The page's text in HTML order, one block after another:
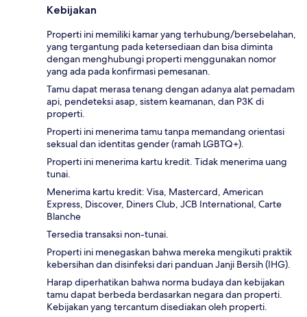
Kebijakan
Properti ini memiliki kamar yang terhubung/bersebelahan,
yang tergantung pada ketersediaan dan bisa diminta
dengan menghubungi properti menggunakan nomor
yang ada pada konfirmasi pemesanan.
Tamu dapat merasa tenang dengan adanya alat pemadam
api, pendeteksi asap, sistem keamanan, dan P3K di
properti.
Properti ini menerima tamu tanpa memandang orientasi
seksual dan identitas gender (ramah LGBTQ+).
Properti ini menerima kartu kredit. Tidak menerima uang
tunai.
Menerima kartu kredit: Visa, Mastercard, American
Express, Discover, Diners Club, JCB International, Carte
Blanche
Tersedia transaksi non-tunai.
Properti ini menegaskan bahwa mereka mengikuti praktik
kebersihan dan disinfeksi dari panduan Janji Bersih (IHG).
Harap diperhatikan bahwa norma budaya dan kebijakan
tamu dapat berbeda berdasarkan negara dan properti.
Kebijakan yang tercantum disediakan oleh properti.